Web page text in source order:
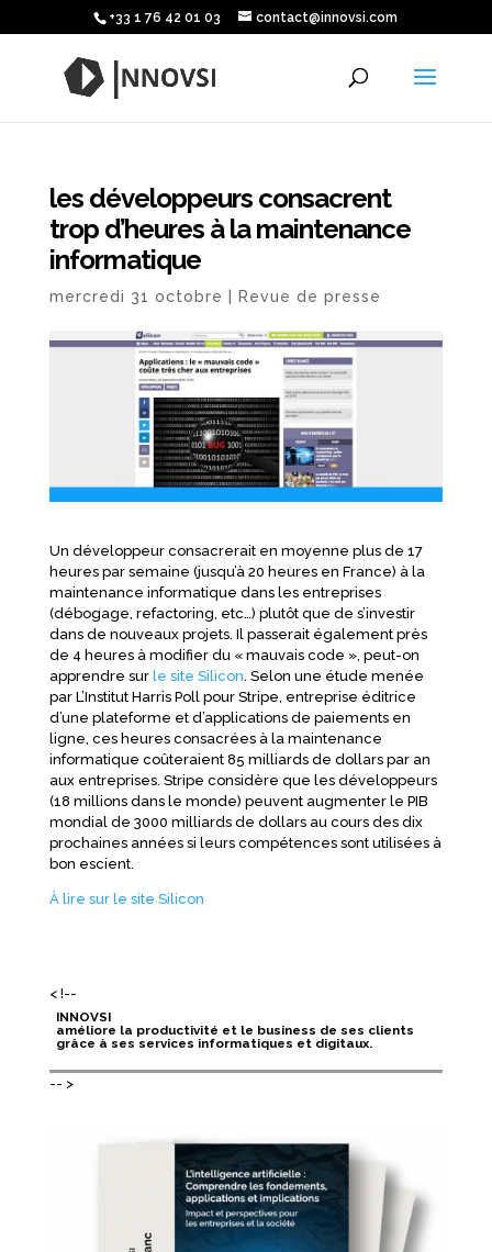
+33 1 76 42 01 03 contact@innovsi.com
les développeurs consacrent
trop d’heures à la maintenance
informatique
mercredi 31 octobre Revue de presse
Un développeur consacrerait en moyenne plus de 17
heures par semaine (jusqu’à 20 heures en France) à la
maintenance informatique dans les entreprises
(débogage, refactoring, etc…) plutôt que de s’investir
dans de nouveaux projets. Il passerait également près
de 4 heures à modifier du « mauvais code », peut-on
apprendre sur le site Silicon . Selon une étude menée
par L’Institut Harris Poll pour Stripe, entreprise éditrice
d’une plateforme et d’applications de paiements en
ligne, ces heures consacrées à la maintenance
informatique coûteraient 85 milliards de dollars par an
aux entreprises. Stripe considère que les développeurs
(18 millions dans le monde) peuvent augmenter le PIB
mondial de 3000 milliards de dollars au cours des dix
prochaines années si leurs compétences sont utilisées à
bon escient.
À lire sur le site Silicon
< !--
INNOVSI
améliore la productivité et le business de ses clients
grâce à ses services informatiques et digitaux.
-- >